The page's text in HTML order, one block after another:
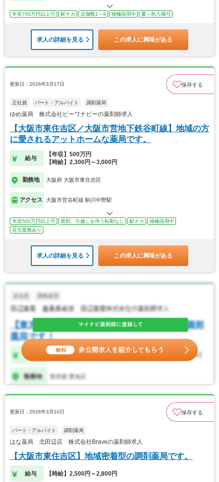
年収700万円以上可 駅チカ 店舗数1～9 積極採用中 夏～秋入職可
求人の詳細を見る この求人に興味がある
更新日：2026年3月17日 保存する
正社員 パート・アルバイト 調剤薬局
ゆめ薬局 株式会社ビーワナビーの薬剤師求人
【大阪市東住吉区／大阪市営地下鉄谷町線】地域の方
に愛されるアットホームな薬局です。
給与
【年収】500万円
【時給】2,300円～3,000円
勤務地 大阪府 大阪市東住吉区
アクセス 大阪市営谷町線 駒川中野駅
年収500万円以上可 原則、引越しを伴う転勤なし 駅チカ
積極採用中
在宅業務あり
求人の詳細を見る この求人に興味がある
更新日：2026年3月10日 保存する
パート・アルバイト 調剤薬局
はな薬局 北田辺店 株式会社Braveの薬剤師求人
【大阪市東住吉区】地域密着型の調剤薬局です。
給与 【時給】2,500円～2,800円